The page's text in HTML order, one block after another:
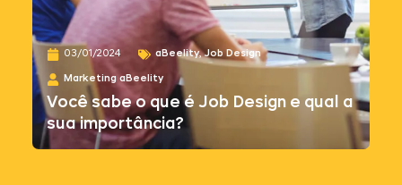
03/01/2024 aBeelity,Job Design
Marketing aBeelity
Você sabe o que é Job Design e qual a
sua importância?